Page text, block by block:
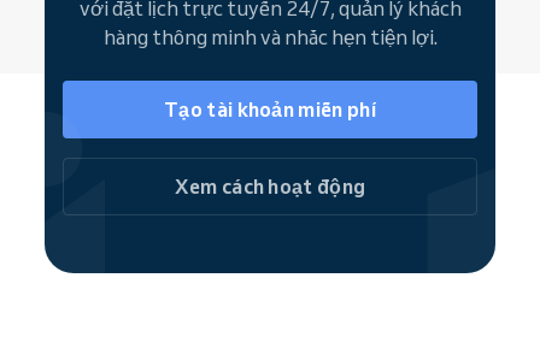
đặt lịch nhanh chóng. Dẫn người dùng đến
toàn bộ Trang web đặt lịch hoặc đặt dịch vụ
riêng lẻ ngay lập tức.
Là thành viên cộng đồng Reservio, phòng giải
mã của Quý khách dễ dàng được tìm thấy trên
các công cụ tìm kiếm và website như
BingvàFacebook.
với đặt lịch trực tuyến 24/7, quản lý khách
hàng thông minh và nhắc hẹn tiện lợi.
Tạo tài khoản miễn phí
Xem cách hoạt động